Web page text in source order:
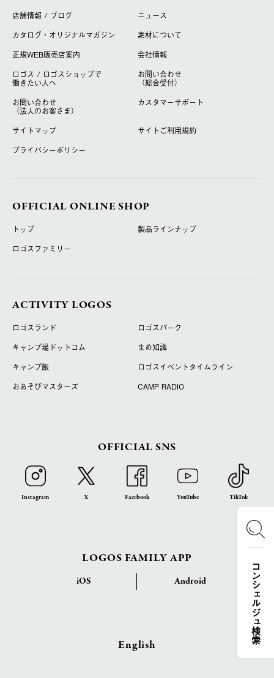
コンシェルジュ検索
店舗情報 / ブログ
ニュース
カタログ・オリジナルマガジン
素材について
正規WEB販売店案内
会社情報
ロゴス / ロゴスショップで
働きたい人へ
お問い合わせ
（総合受付）
お問い合わせ
（法人のお客さま）
カスタマーサポート
サイトマップ
サイトご利用規約
プライバシーポリシー
OFFICIAL ONLINE SHOP
トップ
製品ラインナップ
ロゴスファミリー
ACTIVITY LOGOS
ロゴスランド
ロゴスパーク
キャンプ場ドットコム
まめ知識
キャンプ飯
ロゴスイベントタイムライン
おあそびマスターズ
CAMP RADIO
OFFICIAL SNS
Instagram X Facebook YouTube TikTok
LOGOS FAMILY APP
iOS Android
English